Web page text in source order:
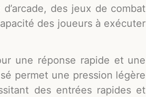
des jeux de combat
des joueurs à exécuter
une réponse rapide et une
permet une pression légère
des entrées rapides et